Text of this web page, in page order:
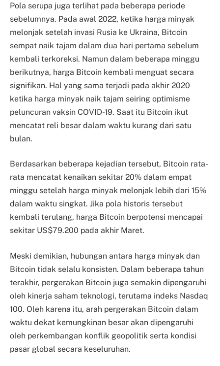
Pola serupa juga terlihat pada beberapa periode
sebelumnya. Pada awal 2022, ketika harga minyak
melonjak setelah invasi Rusia ke Ukraina, Bitcoin
sempat naik tajam dalam dua hari pertama sebelum
kembali terkoreksi. Namun dalam beberapa minggu
berikutnya, harga Bitcoin kembali menguat secara
signifikan. Hal yang sama terjadi pada akhir 2020
ketika harga minyak naik tajam seiring optimisme
peluncuran vaksin COVID-19. Saat itu Bitcoin ikut
mencatat reli besar dalam waktu kurang dari satu
bulan.
Berdasarkan beberapa kejadian tersebut, Bitcoin rata-
rata mencatat kenaikan sekitar 20% dalam empat
minggu setelah harga minyak melonjak lebih dari 15%
dalam waktu singkat. Jika pola historis tersebut
kembali terulang, harga Bitcoin berpotensi mencapai
sekitar US$79.200 pada akhir Maret.
Meski demikian, hubungan antara harga minyak dan
Bitcoin tidak selalu konsisten. Dalam beberapa tahun
terakhir, pergerakan Bitcoin juga semakin dipengaruhi
oleh kinerja saham teknologi, terutama indeks Nasdaq
100. Oleh karena itu, arah pergerakan Bitcoin dalam
waktu dekat kemungkinan besar akan dipengaruhi
oleh perkembangan konflik geopolitik serta kondisi
pasar global secara keseluruhan.